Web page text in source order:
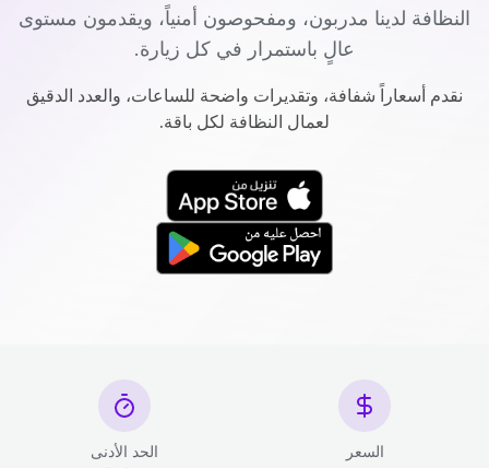
النظافة لدينا مدربون، ومفحوصون أمنياً، ويقدمون مستوى
عالٍ باستمرار في كل زيارة.
نقدم أسعاراً شفافة، وتقديرات واضحة للساعات، والعدد الدقيق
لعمال النظافة لكل باقة.
السعر الحد الأدنى